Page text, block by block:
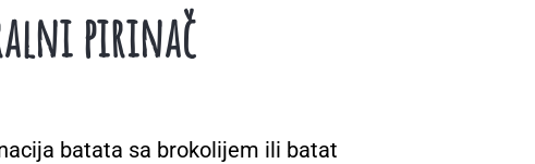
pirinač
batata sa brokolijem ili batat